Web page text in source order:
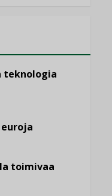
teknologia
toimivaa